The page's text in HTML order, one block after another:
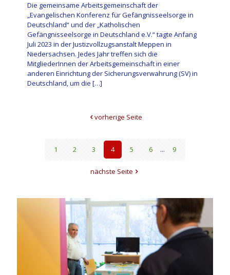
Die gemeinsame Arbeitsgemeinschaft der
„Evangelischen Konferenz für Gefängnisseelsorge in
Deutschland“ und der „Katholischen
Gefängnisseelsorge in Deutschland e.V.“ tagte Anfang
Juli 2023 in der Justizvollzugsanstalt Meppen in
Niedersachsen. Jedes Jahr treffen sich die
MitgliederInnen der Arbeitsgemeinschaft in einer
anderen Einrichtung der Sicherungsverwahrung (SV) in
Deutschland, um die […]
vorherige Seite
1 2 3 4 5 6 ... 9
nächste Seite